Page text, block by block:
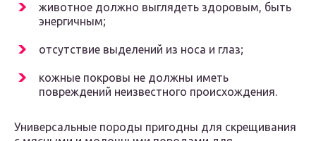
животное должно выглядеть здоровым, быть
энергичным;
отсутствие выделений из носа и глаз;
кожные покровы не должны иметь
повреждений неизвестного происхождения.
Универсальные породы пригодны для скрещивания